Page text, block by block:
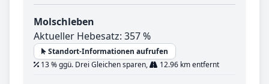
Molschleben
Aktueller Hebesatz: 357 %
Standort-Informationen aufrufen
13 % ggü. Drei Gleichen sparen,
12.96 km entfernt